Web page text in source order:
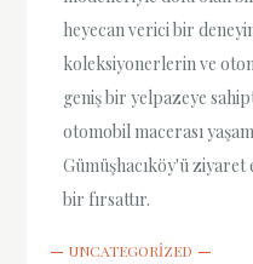
heyecan verici bir
koleksiyonerlerin ve
geniş bir yelpazeye
otomobil macerası
Gümüşhacıköy'ü ziyaret
bir fırsattır.
UNCATEGORIZED